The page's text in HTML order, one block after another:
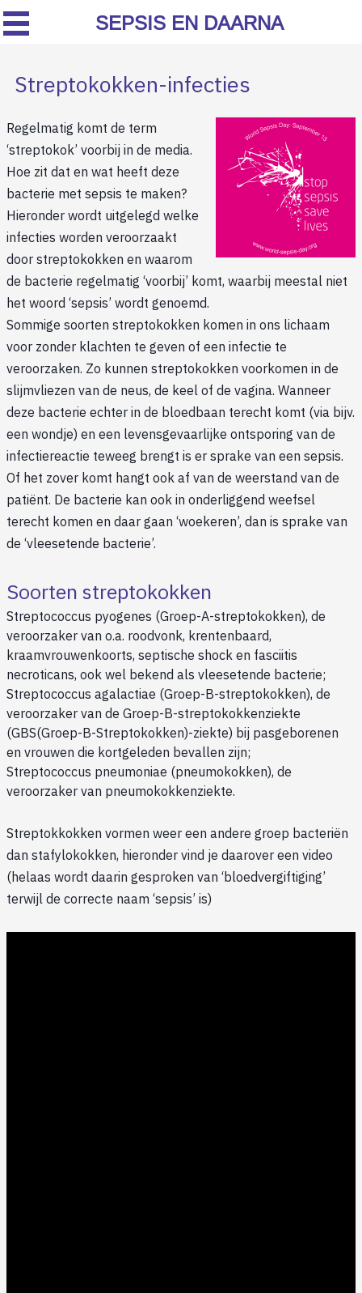
Streptokokken-infecties
Regelmatig komt de term
‘streptokok’ voorbij in de media.
Hoe zit dat en wat heeft deze
bacterie met sepsis te maken?
Hieronder wordt uitgelegd welke
infecties worden veroorzaakt
door streptokokken en waarom
de bacterie regelmatig ‘voorbij’ komt, waarbij meestal niet
het woord ‘sepsis’ wordt genoemd.
Sommige soorten streptokokken komen in ons lichaam
voor zonder klachten te geven of een infectie te
veroorzaken. Zo kunnen streptokokken voorkomen in de
slijmvliezen van de neus, de keel of de vagina. Wanneer
deze bacterie echter in de bloedbaan terecht komt (via bijv.
een wondje) en een levensgevaarlijke ontsporing van de
infectiereactie teweeg brengt is er sprake van een sepsis.
Of het zover komt hangt ook af van de weerstand van de
patiënt. De bacterie kan ook in onderliggend weefsel
terecht komen en daar gaan ‘woekeren’, dan is sprake van
de ‘vleesetende bacterie’.
Soorten streptokokken
Streptococcus pyogenes (Groep-A-streptokokken), de
veroorzaker van o.a. roodvonk, krentenbaard,
kraamvrouwenkoorts, septische shock en fasciitis
necroticans, ook wel bekend als vleesetende bacterie;
Streptococcus agalactiae (Groep-B-streptokokken), de
veroorzaker van de Groep-B-streptokokkenziekte
(GBS(Groep-B-Streptokokken)-ziekte) bij pasgeborenen
en vrouwen die kortgeleden bevallen zijn;
Streptococcus pneumoniae (pneumokokken), de
veroorzaker van pneumokokkenziekte.
Streptokkokken vormen weer een andere groep bacteriën
dan stafylokokken, hieronder vind je daarover een video
(helaas wordt daarin gesproken van ‘bloedvergiftiging’
terwijl de correcte naam ‘sepsis’ is)
SEPSIS EN DAARNA